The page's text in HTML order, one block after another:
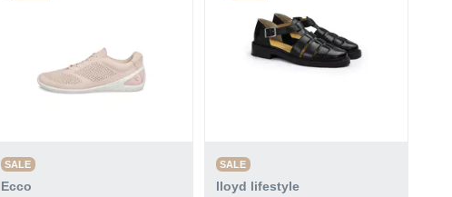
SALE
Ecco
SALE
lloyd lifestyle